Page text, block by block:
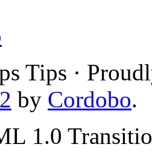
Tips ·
by Cordobo.
1.0